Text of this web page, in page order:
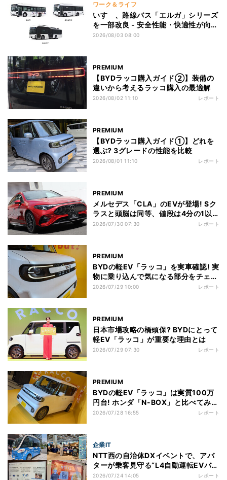
ワーク＆ライフ
いすゞ、路線バス「エルガ」シリーズ
を一部改良 - 安全性能・快適性が向
上! エルガEVには寒冷地仕様を新設定
2026/08/03 08:00
PREMIUM
【BYDラッコ購入ガイド②】装備の
違いから考えるラッコ購入の最適解
2026/08/02 11:10 レポート
PREMIUM
【BYDラッコ購入ガイド①】どれを
選ぶ? 3グレードの性能を比較
2026/08/01 11:10 レポート
PREMIUM
メルセデス「CLA」のEVが登場! Sク
ラスと頭脳は同等、値段は4分の1以
下?
2026/07/30 07:30 レポート
PREMIUM
BYDの軽EV「ラッコ」を実車確認! 実
物に乗り込んで気になる部分をチェッ
ク
2026/07/29 10:00 レポート
PREMIUM
日本市場攻略の橋頭保? BYDにとって
軽EV「ラッコ」が重要な理由とは
2026/07/29 07:30 レポート
PREMIUM
BYDの軽EV「ラッコ」は実質100万
円台! ホンダ「N-BOX」と比べてみる
と?
2026/07/28 16:55 レポート
企業IT
NTT西の自治体DXイベントで、アバ
ターが乗客見守る“L4自動運転EVバ
ス”を見た
2026/07/24 14:05 レポート